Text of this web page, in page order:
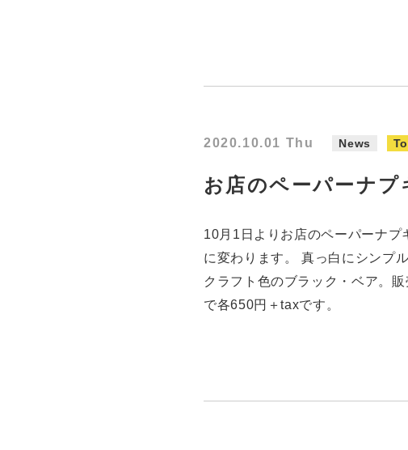
2020.10.01 Thu News
お店のペーパーナプ
10月1日よりお店のペーパーナプ
に変わります。 真っ白にシンプ
クラフト色のブラック・ベア。
で各650円＋taxです。